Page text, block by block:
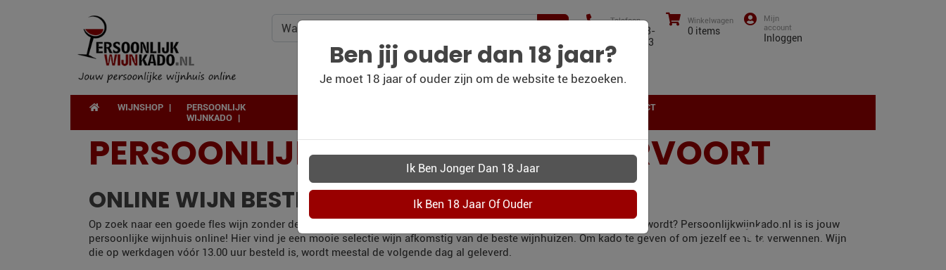
Telefoon
+31(0)43-
210 01 13
Winkelwagen
0 items
Inloggen
WIJNSHOP
PERSOONLIJK
WIJNKADO
CONTACT
Ben jij ouder dan 18 jaar?
Je moet 18 jaar of ouder zijn om de website te bezoeken.
PERSOONLIJKWIJNKADO WESTERVOORT
ONLINE WIJN BESTELLEN
Op zoek naar een goede fles wijn zonder de deur uit te gaan in Westervoort en die binnen 24 uur aan huis geleverd wordt? Persoonlijkwijnkado.nl is is jouw
persoonlijke wijnhuis online! Hier vind je een mooie selectie wijn afkomstig van de beste wijnhuizen. Om kado te geven of om jezelf eens te verwennen. Wijn
die op werkdagen vóór 13.00 uur besteld is, wordt meestal de volgende dag al geleverd.